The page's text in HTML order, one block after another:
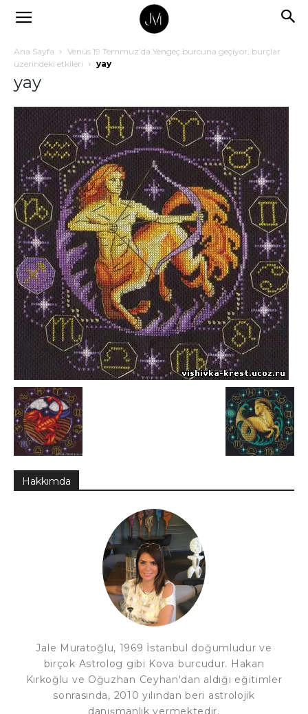
Ana Sayfa
Venüs 19 Temmuz’da Yengeç burcuna geçiyor, burçlar
üzerindeki etkileri
yay
yay
Hakkımda
Jale Muratoğlu, 1969 İstanbul doğumludur ve
birçok Astrolog gibi Kova burcudur. Hakan
Kırkoğlu ve Oğuzhan Ceyhan'dan aldığı eğitimler
sonrasında, 2010 yılından beri astrolojik
danışmanlık vermektedir.